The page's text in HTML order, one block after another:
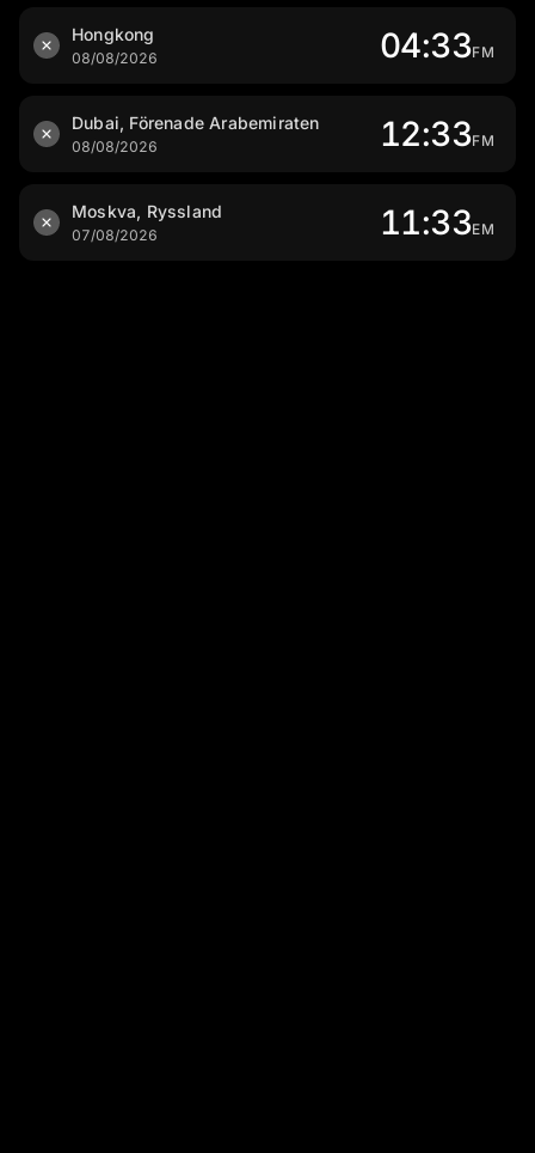
Hongkong 04:33FM
08/08/2026
Dubai, Förenade Arabemiraten 12:33FM
08/08/2026
Moskva, Ryssland 11:33EM
07/08/2026